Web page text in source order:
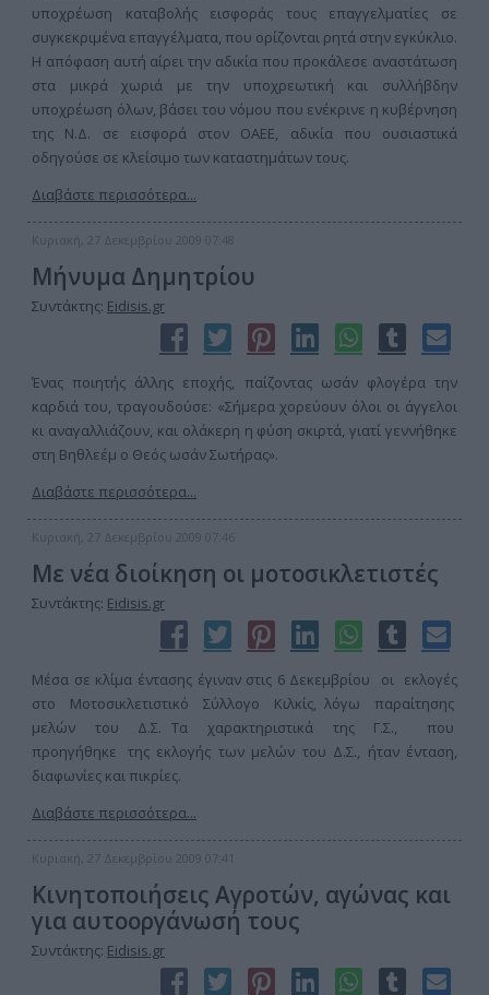
υποχρέωση καταβολής εισφοράς τους επαγγελματίες σε
συγκεκριμένα επαγγέλματα, που ορίζονται ρητά στην εγκύκλιο.
Η απόφαση αυτή αίρει την αδικία που προκάλεσε αναστάτωση
στα μικρά χωριά με την υποχρεωτική και συλλήβδην
υποχρέωση όλων, βάσει του νόμου που ενέκρινε η κυβέρνηση
της Ν.Δ. σε εισφορά στον ΟΑΕΕ, αδικία που ουσιαστικά
οδηγούσε σε κλείσιμο των καταστημάτων τους.
Διαβάστε περισσότερα...
Κυριακή, 27 Δεκεμβρίου 2009 07:48
Μήνυμα Δημητρίου
Συντάκτης: Eidisis.gr
Ένας ποιητής άλλης εποχής, παίζοντας ωσάν φλογέρα την
καρδιά του, τραγουδούσε: «Σήμερα χορεύουν όλοι οι άγγελοι
κι αναγαλλιάζουν, και ολάκερη η φύση σκιρτά, γιατί γεννήθηκε
στη Βηθλεέμ ο Θεός ωσάν Σωτήρας».
Διαβάστε περισσότερα...
Κυριακή, 27 Δεκεμβρίου 2009 07:46
Με νέα διοίκηση οι μοτοσικλετιστές
Συντάκτης: Eidisis.gr
Μέσα σε κλίμα έντασης έγιναν στις 6 Δεκεμβρίου οι εκλογές
στο Μοτοσικλετιστικό Σύλλογο Κιλκίς, λόγω παραίτησης
μελών του Δ.Σ. Τα χαρακτηριστικά της Γ.Σ., που
προηγήθηκε της εκλογής των μελών του Δ.Σ., ήταν ένταση,
διαφωνίες και πικρίες.
Διαβάστε περισσότερα...
Κυριακή, 27 Δεκεμβρίου 2009 07:41
Κινητοποιήσεις Αγροτών, αγώνας και
για αυτοοργάνωσή τους
Συντάκτης: Eidisis.gr